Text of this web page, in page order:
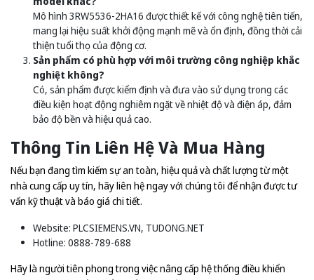
Mô hình 3RW5536-2HA16 được thiết kế với công nghệ tiên tiến,
mang lại hiệu suất khởi động mạnh mẽ và ổn định, đồng thời cải
thiện tuổi thọ của động cơ.
Sản phẩm có phù hợp với môi trường công nghiệp khắc
nghiệt không?
Có, sản phẩm được kiểm định và đưa vào sử dụng trong các
điều kiện hoạt động nghiêm ngặt về nhiệt độ và điện áp, đảm
bảo độ bền và hiệu quả cao.
Thông Tin Liên Hệ Và Mua Hàng
Nếu bạn đang tìm kiếm sự an toàn, hiệu quả và chất lượng từ một
nhà cung cấp uy tín, hãy liên hệ ngay với chúng tôi để nhận được tư
vấn kỹ thuật và báo giá chi tiết.
Website: PLCSIEMENS.VN, TUDONG.NET
Hotline: 0888-789-688
Hãy là người tiên phong trong việc nâng cấp hệ thống điều khiển